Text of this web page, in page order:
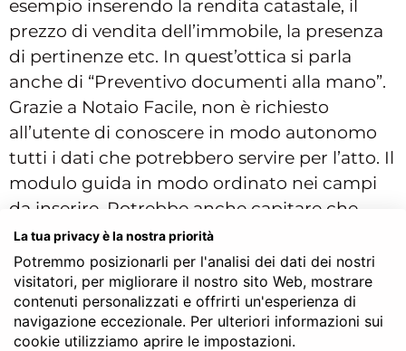
esempio inserendo la rendita catastale, il
prezzo di vendita dell’immobile, la presenza
di pertinenze etc. In quest’ottica si parla
anche di “Preventivo documenti alla mano”.
Grazie a Notaio Facile, non è richiesto
all’utente di conoscere in modo autonomo
tutti i dati che potrebbero servire per l’atto. Il
modulo guida in modo ordinato nei campi
da inserire. Potrebbe anche capitare che
alcuni elementi non siano a disposizione da
subito, ad esempio perché si sta iniziando a
cercare il Notaio ma non si è ancora sicuri
della scelta dell’immobile. Nessun problema:
le voci mancanti possono essere integrate
La tua privacy è la nostra priorità
Potremmo posizionarli per l'analisi dei dati dei nostri
visitatori, per migliorare il nostro sito Web, mostrare
contenuti personalizzati e offrirti un'esperienza di
navigazione eccezionale. Per ulteriori informazioni sui
cookie utilizziamo aprire le impostazioni.